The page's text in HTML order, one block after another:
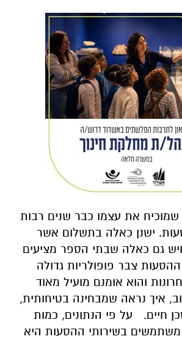
שמוכיח את עצמו כבר שנים רבות
ישנן כאלה בתשלום אשר
גם כאלה שבתי הספר מציעים
ההסעות צבר פופולריות גדולה
והוא אומנם מועיל מאוד
איך נראה שמבחינה בטיחותית,
חיים.
על פי הנתונים, כמות
בשירותי ההסעות היא